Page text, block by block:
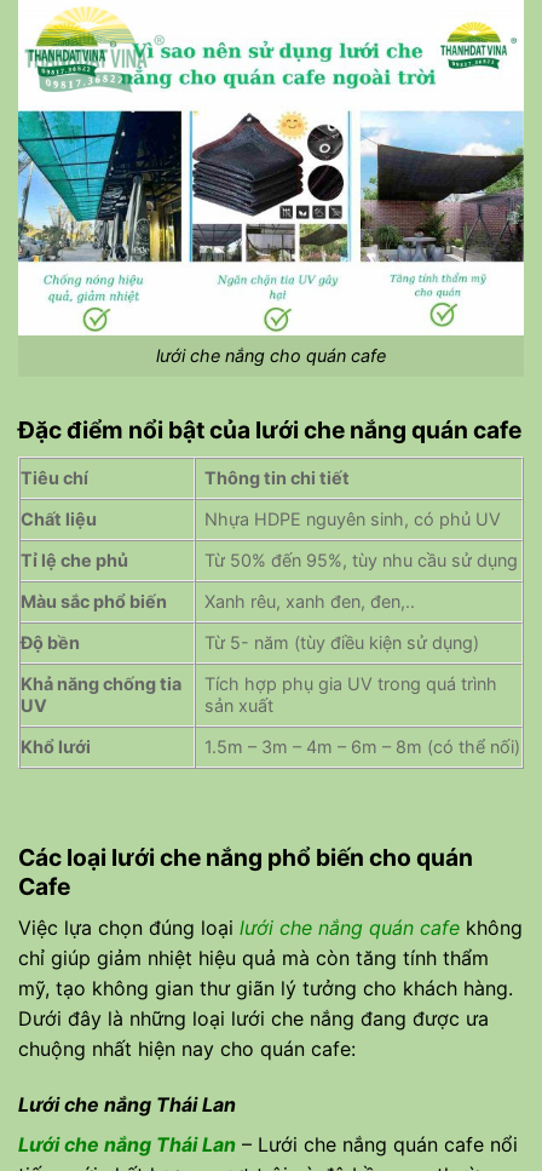
lưới che nắng cho quán cafe
Đặc điểm nổi bật của lưới che nắng quán cafe
Tiêu chí
Thông tin chi tiết
Chất liệu
Nhựa HDPE nguyên sinh, có phủ UV
Tỉ lệ che phủ
Từ 50% đến 95%, tùy nhu cầu sử dụng
Màu sắc phổ biến
Xanh rêu, xanh đen, đen,..
Độ bền
Từ 5- năm (tùy điều kiện sử dụng)
Khả năng chống tia
UV
Tích hợp phụ gia UV trong quá trình
sản xuất
Khổ lưới
1.5m – 3m – 4m – 6m – 8m (có thể nối)
Các loại lưới che nắng phổ biến cho quán
Cafe
Việc lựa chọn đúng loại lưới che nắng quán cafe không
chỉ giúp giảm nhiệt hiệu quả mà còn tăng tính thẩm
mỹ, tạo không gian thư giãn lý tưởng cho khách hàng.
Dưới đây là những loại lưới che nắng đang được ưa
chuộng nhất hiện nay cho quán cafe:
Lưới che nắng Thái Lan
Lưới che nắng Thái Lan – Lưới che nắng quán cafe nổi